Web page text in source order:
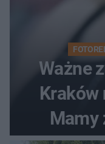
Ważne
Kraków
Mamy